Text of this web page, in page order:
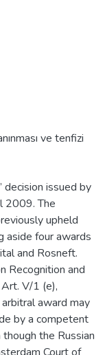
ve tenfizi
decision issued by
2009. The
upheld
aside four awards
and Rosneft.
Recognition and
V/1 (e),
award may
by a competent
the Russian